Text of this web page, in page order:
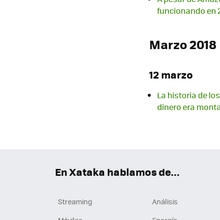
funcionando en
Marzo 2018
12 marzo
La historia de
dinero era
En Xataka hablamos de...
Streaming
Análisis